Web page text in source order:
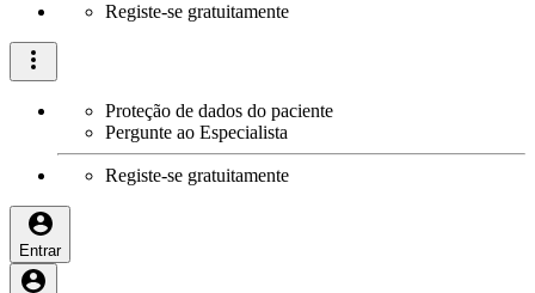
Registe-se gratuitamente
Proteção de dados do paciente
Pergunte ao Especialista
Registe-se gratuitamente
Entrar